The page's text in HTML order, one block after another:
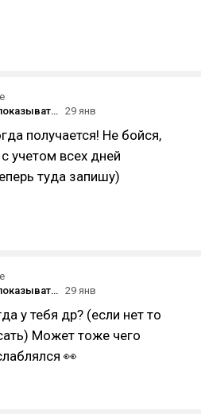
На такое принято не показывать пальцем… 29 янв
получается! Не бойся,
учетом всех дней
туда запишу)
На такое принято не показывать пальцем… 29 янв
у тебя др? (если нет то
Может тоже чего
👀